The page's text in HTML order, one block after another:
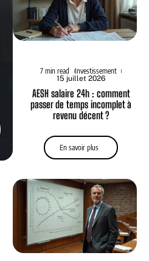
7 min read Investissement
15 juillet 2026
AESH salaire 24h : comment
passer de temps incomplet à
revenu décent ?
En savoir plus